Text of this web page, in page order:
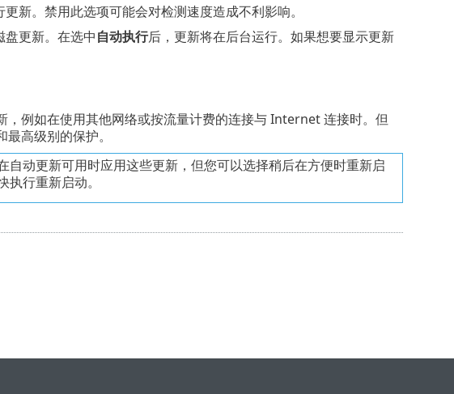
新。禁用此选项可能会对检测速度造成不利影响。
更新。在选中自动执行后，更新将在后台运行。如果想要显示更新
例如在使用其他网络或按流量计费的连接与 Internet 连接时。但
高级别的保护。
动更新可用时应用这些更新，但您可以选择稍后在方便时重新启
行重新启动。